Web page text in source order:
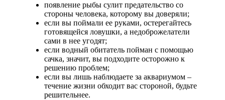
появление рыбы сулит предательство со
стороны человека, которому вы доверяли;
если вы поймали ее руками, остерегайтесь
готовящейся ловушки, а недоброжелатели
сами в нее угодят;
если водный обитатель пойман с помощью
сачка, значит, вы подходите осторожно к
решению проблем;
если вы лишь наблюдаете за аквариумом –
течение жизни обходит вас стороной, будьте
решительнее.